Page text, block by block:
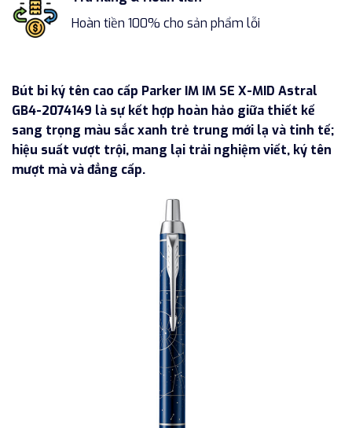
Hoàn tiền 100% cho sản phẩm lỗi
Bút bi ký tên cao cấp Parker IM IM SE X-MID Astral
GB4-2074149 là sự kết hợp hoàn hảo giữa thiết kế
sang trọng màu sắc xanh trẻ trung mới lạ và tinh tế;
hiệu suất vượt trội, mang lại trải nghiệm viết, ký tên
mượt mà và đẳng cấp.